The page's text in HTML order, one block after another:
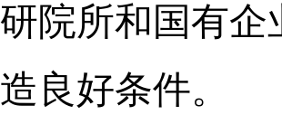
研院所和国有
造良好条件。